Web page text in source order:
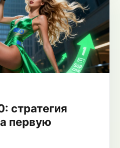
стратегия
первую